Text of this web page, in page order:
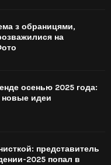
з обраницями,
на
осенью 2025 года:
новые идеи
представитель
2025 попал в